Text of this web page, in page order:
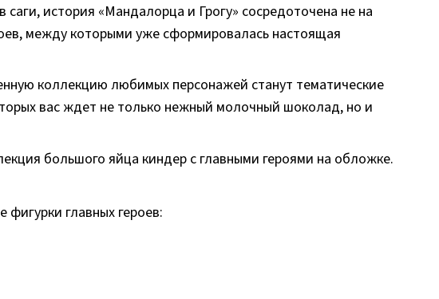
история «Мандалорца и Грогу» сосредоточена не на
между которыми уже сформировалась настоящая
коллекцию любимых персонажей станут тематические
вас ждет не только нежный молочный шоколад, но и
большого яйца киндер с главными героями на обложке.
главных героев: